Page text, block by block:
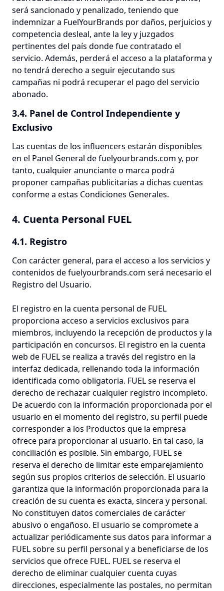
será sancionado y penalizado, teniendo que
indemnizar a FuelYourBrands por daños, perjuicios y
competencia desleal, ante la ley y juzgados
pertinentes del país donde fue contratado el
servicio. Además, perderá el acceso a la plataforma y
no tendrá derecho a seguir ejecutando sus
campañas ni podrá recuperar el pago del servicio
abonado.
3.4. Panel de Control Independiente y
Exclusivo
Las cuentas de los influencers estarán disponibles
en el Panel General de fuelyourbrands.com y, por
tanto, cualquier anunciante o marca podrá
proponer campañas publicitarias a dichas cuentas
conforme a estas Condiciones Generales.
4. Cuenta Personal FUEL
4.1. Registro
Con carácter general, para el acceso a los servicios y
contenidos de fuelyourbrands.com será necesario el
Registro del Usuario.
El registro en la cuenta personal de FUEL
proporciona acceso a servicios exclusivos para
miembros, incluyendo la recepción de productos y la
participación en concursos. El registro en la cuenta
web de FUEL se realiza a través del registro en la
interfaz dedicada, rellenando toda la información
identificada como obligatoria. FUEL se reserva el
derecho de rechazar cualquier registro incompleto.
De acuerdo con la información proporcionada por el
usuario en el momento del registro, su perfil puede
corresponder a los Productos que la empresa
ofrece para proporcionar al usuario. En tal caso, la
conciliación es posible. Sin embargo, FUEL se
reserva el derecho de limitar este emparejamiento
según sus propios criterios de selección. El usuario
garantiza que la información proporcionada para la
creación de su cuenta es exacta, sincera y personal.
No constituyen datos comerciales de carácter
abusivo o engañoso. El usuario se compromete a
actualizar periódicamente sus datos para informar a
FUEL sobre su perfil personal y a beneficiarse de los
servicios que ofrece FUEL. FUEL se reserva el
derecho de eliminar cualquier cuenta cuyas
direcciones, especialmente las postales, no permitan